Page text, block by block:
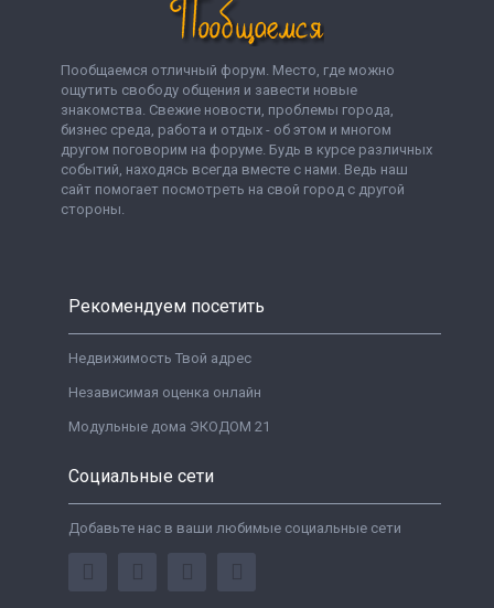
Пообщаемся отличный форум. Место, где можно
ощутить свободу общения и завести новые
знакомства. Свежие новости, проблемы города,
бизнес среда, работа и отдых - об этом и многом
другом поговорим на форуме. Будь в курсе различных
событий, находясь всегда вместе с нами. Ведь наш
сайт помогает посмотреть на свой город с другой
стороны.
Рекомендуем посетить
Недвижимость Твой адрес
Независимая оценка онлайн
Модульные дома ЭКОДОМ 21
Социальные сети
Добавьте нас в ваши любимые социальные сети